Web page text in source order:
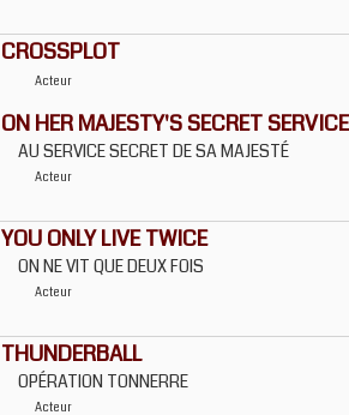
CROSSPLOT
Acteur
ON HER MAJESTY'S SECRET SERVICE
AU SERVICE SECRET DE SA MAJESTÉ
Acteur
YOU ONLY LIVE TWICE
ON NE VIT QUE DEUX FOIS
Acteur
THUNDERBALL
OPÉRATION TONNERRE
Acteur